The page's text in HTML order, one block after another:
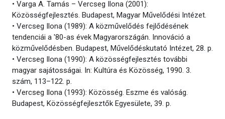
• Varga A. Tamás – Vercseg Ilona (2001):
Közösségfejlesztés. Budapest, Magyar Művelődési Intézet.
• Vercseg Ilona (1989): A közművelődés fejlődésének
tendenciái a '80-as évek Magyarországán. Innováció a
közművelődésben. Budapest, Művelődéskutató Intézet, 28. p.
• Vercseg Ilona (1990): A közösségfejlesztés további
magyar sajátosságai. In: Kultúra és Közösség, 1990. 3.
szám, 113–122. p.
• Vercseg Ilona (1993): Közösség. Eszme és valóság.
Budapest, Közösségfejlesztők Egyesülete, 39. p.